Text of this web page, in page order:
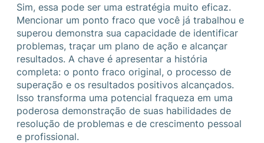
Sim, essa pode ser uma estratégia muito eficaz.
Mencionar um ponto fraco que você já trabalhou e
superou demonstra sua capacidade de identificar
problemas, traçar um plano de ação e alcançar
resultados. A chave é apresentar a história
completa: o ponto fraco original, o processo de
superação e os resultados positivos alcançados.
Isso transforma uma potencial fraqueza em uma
poderosa demonstração de suas habilidades de
resolução de problemas e de crescimento pessoal
e profissional.